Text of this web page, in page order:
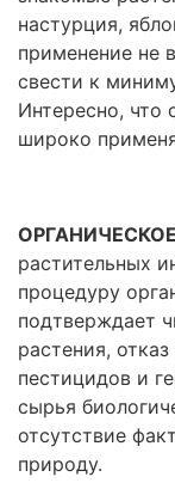
настурция,
применение не
свести к
Интересно, что
широко
растительных
процедуру
подтверждает
растения,
пестицидов и
сырья
отсутствие
природу.